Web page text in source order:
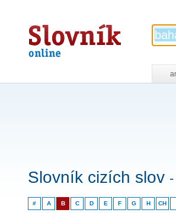
Slovník
online
Slovník cizích slov
# A B C D E F G H CH